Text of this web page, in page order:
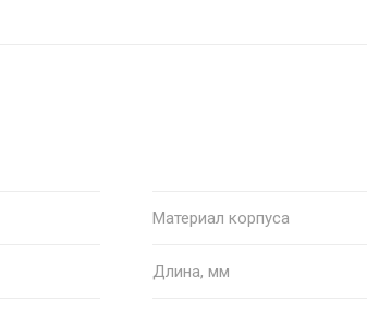
Материал корпуса
Длина, мм